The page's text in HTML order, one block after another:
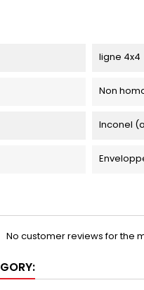
ligne 4x4
Non
Inconel
No customer reviews for the